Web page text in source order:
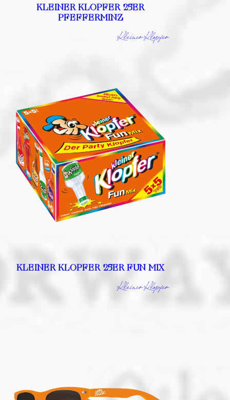
KLEINER KLOPFER 25ER
PFEFFERMINZ
Kleiner Klopfer
KLEINER KLOPFER 25ER FUN MIX
Kleiner Klopfer